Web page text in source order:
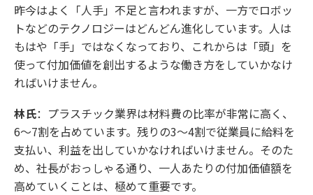
昨今はよく「人手」不足と言われますが、一方でロボッ
トなどのテクノロジーはどんどん進化しています。人は
もはや「手」ではなくなっており、これからは「頭」を
使って付加価値を創出するような働き方をしていかなけ
ればいけません。
林氏：プラスチック業界は材料費の比率が非常に高く、
6～7割を占めています。残りの3～4割で従業員に給料を
支払い、利益を出していかなければいけません。そのた
め、社長がおっしゃる通り、一人あたりの付加価値額を
高めていくことは、極めて重要です。